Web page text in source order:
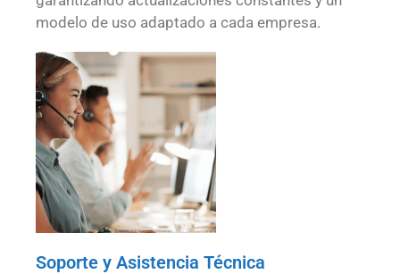
modelo de uso adaptado a cada empresa.
Soporte y Asistencia Técnica